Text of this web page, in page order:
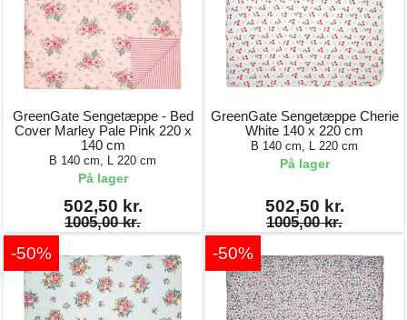
GreenGate Sengetæppe - Bed
Cover Marley Pale Pink 220 x
140 cm
B 140 cm, L 220 cm
På lager
502,50 kr.
1005,00 kr.
GreenGate Sengetæppe Cherie
White 140 x 220 cm
B 140 cm, L 220 cm
På lager
502,50 kr.
1005,00 kr.
-50% -50%